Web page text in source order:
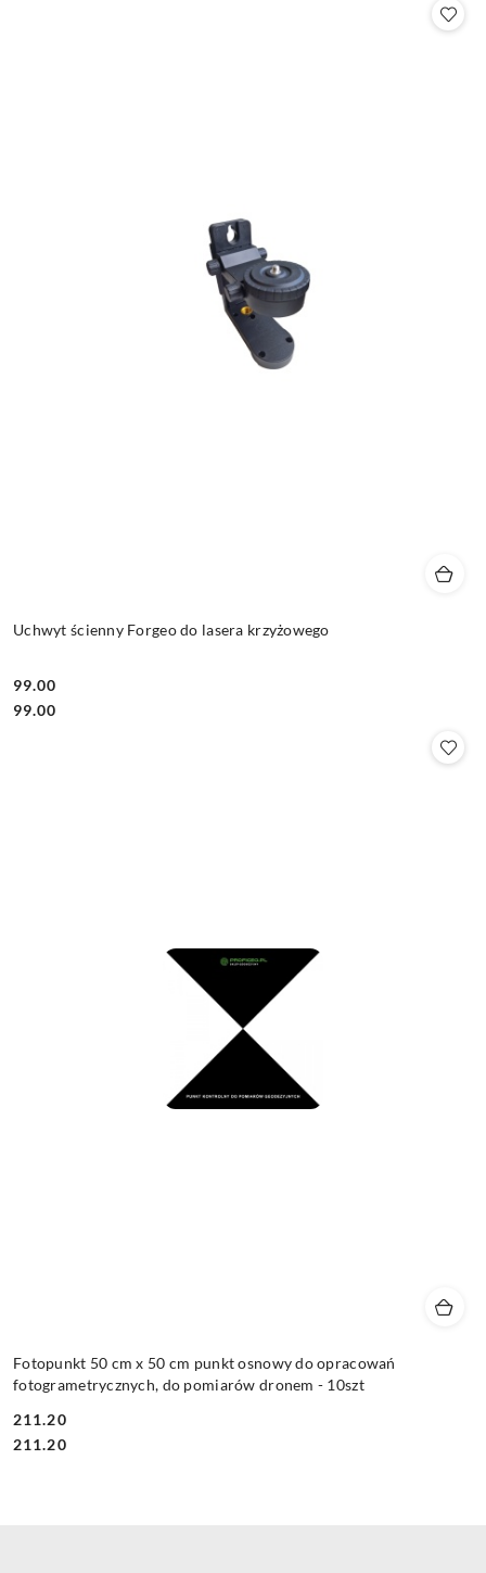
Uchwyt ścienny Forgeo do lasera krzyżowego
Cena:
99.00
Cena:
99.00
Fotopunkt 50 cm x 50 cm punkt osnowy do opracowań
fotogrametrycznych, do pomiarów dronem - 10szt
Cena:
211.20
Cena:
211.20